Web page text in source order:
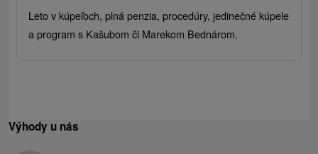
Leto v kúpeľoch, plná penzia, procedúry, jedinečné kúpele
a program s Kašubom či Marekom Bednárom.
Výhody u nás